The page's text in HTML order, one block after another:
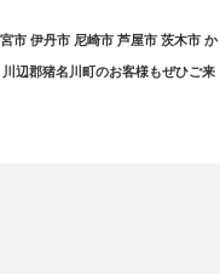
市 伊丹市 尼崎市 芦屋市 茨木市 か
辺郡猪名川町のお客様もぜひご来